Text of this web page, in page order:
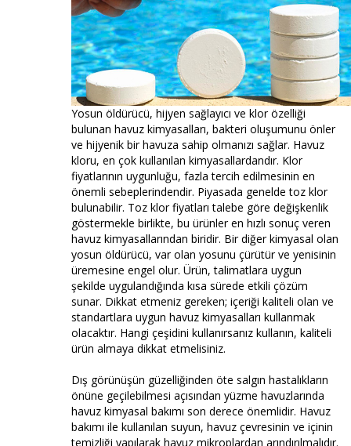
Yosun öldürücü, hijyen sağlayıcı ve klor özelliği
bulunan havuz kimyasalları, bakteri oluşumunu önler
ve hijyenik bir havuza sahip olmanızı sağlar. Havuz
kloru, en çok kullanılan kimyasallardandır. Klor
fiyatlarının uygunluğu, fazla tercih edilmesinin en
önemli sebeplerindendir. Piyasada genelde toz klor
bulunabilir. Toz klor fiyatları talebe göre değişkenlik
göstermekle birlikte, bu ürünler en hızlı sonuç veren
havuz kimyasallarından biridir. Bir diğer kimyasal olan
yosun öldürücü, var olan yosunu çürütür ve yenisinin
üremesine engel olur. Ürün, talimatlara uygun
şekilde uygulandığında kısa sürede etkili çözüm
sunar. Dikkat etmeniz gereken; içeriği kaliteli olan ve
standartlara uygun havuz kimyasalları kullanmak
olacaktır. Hangi çeşidini kullanırsanız kullanın, kaliteli
ürün almaya dikkat etmelisiniz.
Dış görünüşün güzelliğinden öte salgın hastalıkların
önüne geçilebilmesi açısından yüzme havuzlarında
havuz kimyasal bakımı son derece önemlidir. Havuz
bakımı ile kullanılan suyun, havuz çevresinin ve içinin
temizliği yapılarak havuz mikroplardan arındırılmalıdır.